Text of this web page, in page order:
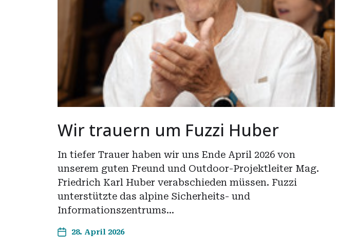
Wir trauern um Fuzzi Huber
In tiefer Trauer haben wir uns Ende April 2026 von
unserem guten Freund und Outdoor-Projektleiter Mag.
Friedrich Karl Huber verabschieden müssen. Fuzzi
unterstützte das alpine Sicherheits- und
Informationszentrums…
28. April 2026